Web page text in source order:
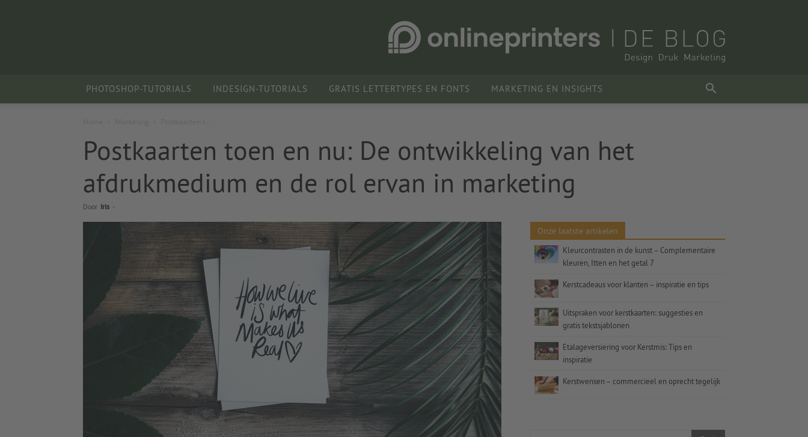
PHOTOSHOP-TUTORIALS INDESIGN-TUTORIALS GRATIS LETTERTYPES EN FONTS MARKETING EN INSIGHTS
Postkaarten toen en nu: De ontwikkeling van het
afdrukmedium en de rol ervan in marketing
Door Iris -
Onze laatste artikelen
Kleurcontrasten in de kunst – Complementaire
kleuren, Itten en het getal 7
Kerstcadeaus voor klanten – inspiratie en tips
Uitspraken voor kerstkaarten: suggesties en
gratis tekstsjablonen
Etalageversiering voor Kerstmis: Tips en
inspiratie
Kerstwensen – commercieel en oprecht tegelijk